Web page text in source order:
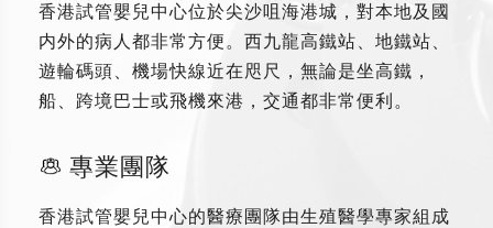
香港試管嬰兒中心位於尖沙咀海港城，對本地及國
内外的病人都非常方便。西九龍高鐵站、地鐵站、
遊輪碼頭、機場快線近在咫尺，無論是坐高鐵，
船、跨境巴士或飛機來港，交通都非常便利。
專業團隊
香港試管嬰兒中心的醫療團隊由生殖醫學專家組成